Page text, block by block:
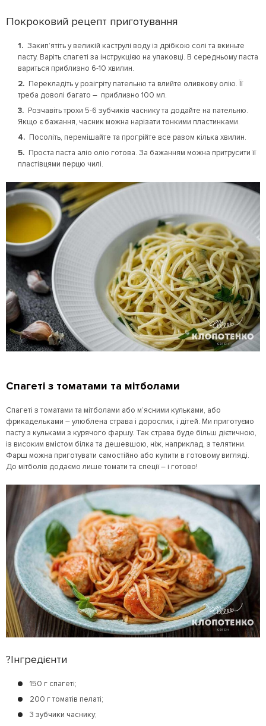
Покроковий рецепт приготування
Закип’ятіть у великій каструлі воду із дрібкою солі та вкиньте
пасту. Варіть спагеті за інструкцією на упаковці. В середньому паста
вариться приблизно 6-10 хвилин.
Перекладіть у розігріту пательню та влийте оливкову олію. Її
треба доволі багато – приблизно 100 мл.
Розчавіть трохи 5-6 зубчиків часнику та додайте на пательню.
Якщо є бажання, часник можна нарізати тонкими пластинками.
Посоліть, перемішайте та прогрійте все разом кілька хвилин.
Проста паста аліо оліо готова. За бажанням можна притрусити її
пластівцями перцю чилі.
Спагеті з томатами та мітболами
Спагеті з томатами та мітболами або м’ясними кульками, або
фрикадельками – улюблена страва і дорослих, і дітей. Ми приготуємо
пасту з кульками з курячого фаршу. Так страва буде більш дієтичною,
із високим вмістом білка та дешевшою, ніж, наприклад, з телятини.
Фарш можна приготувати самостійно або купити в готовому вигляді.
До мітболів додаємо лише томати та спеції – і готово!
?Інгредієнти
150 г спагеті;
200 г томатів пелаті;
3 зубчики часнику;